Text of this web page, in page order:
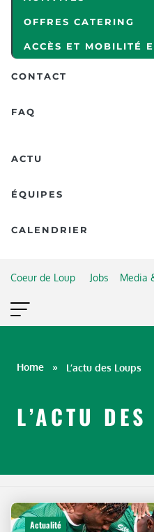
OFFRES CATERING
ACCÈS ET MOBILITÉ
CONTACT
FAQ
ACTU
ÉQUIPES
CALENDRIER
Coeur de Loup Jobs Media
L’ACTU
Home » L’actu des Loups
Actualité